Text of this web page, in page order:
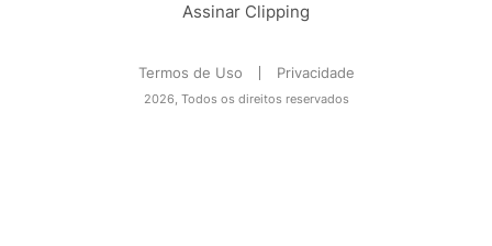
Assinar Clipping
Termos de Uso Privacidade
2026, Todos os direitos reservados